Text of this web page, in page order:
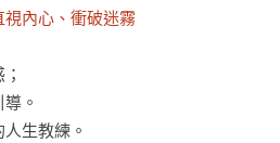
內心、衝破迷霧
。
生教練。